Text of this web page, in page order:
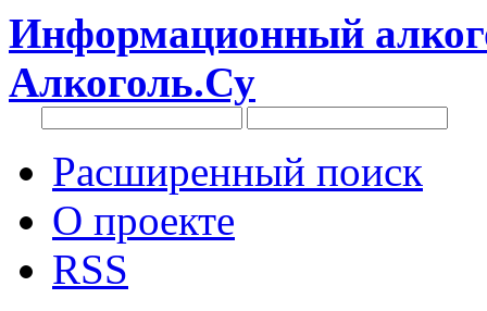
Информационный
Алкоголь.Су
Расширенный поиск
О проекте
RSS